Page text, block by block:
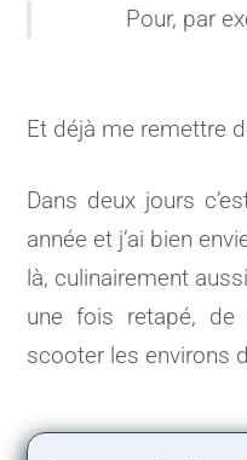
Pour, par
Et déjà me remettre
Dans deux jours
année et j’ai bien
là, culinairement
une fois retapé, de
scooter les environs